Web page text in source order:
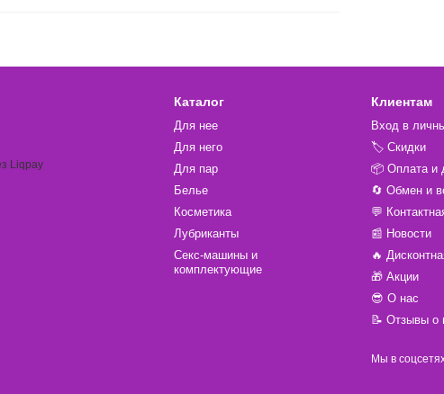
Каталог
Для нее
Для него
Для пар
Белье
Косметика
Лубриканты
Секс-машины и
комплектующие
Клиентам
Вход в
🏷️ Скидки
📦 Оплата и
🔄 Обмен и
💬
📰 Новости
🔥
🎁 Акции
😎 О нас
📝 Отзывы о
Мы в